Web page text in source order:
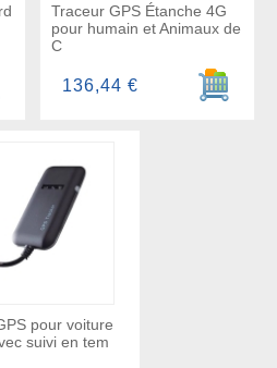
au panier
Traceur GPS Étanche 4G
pour humain et Animaux de
C
Ajouter
136,44 €
pour voiture
suivi en tem